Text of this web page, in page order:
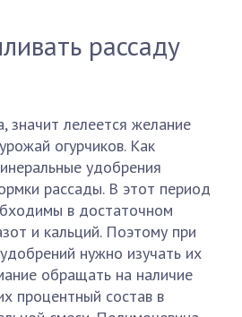
рассаду
значит лелеется желание
огурчиков. Как
удобрения
рассады. В этот период
в достаточном
и кальций. Поэтому при
нужно изучать их
обращать на наличие
процентный состав в